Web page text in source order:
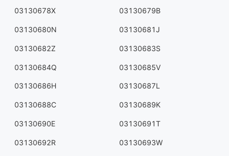
03130678X 03130679B
03130680N 03130681J
03130682Z 03130683S
03130684Q 03130685V
03130686H 03130687L
03130688C 03130689K
03130690E 03130691T
03130692R 03130693W